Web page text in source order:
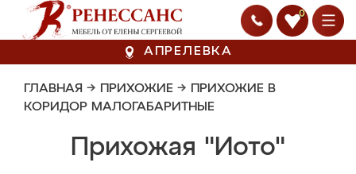
0
АПРЕЛЕВКА
ГЛАВНАЯ → ПРИХОЖИЕ → ПРИХОЖИЕ В
КОРИДОР МАЛОГАБАРИТНЫЕ
Прихожая "Иото"